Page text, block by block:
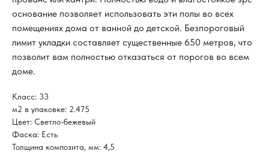
основание позволяет использовать эти полы во всех
помещениях дома от ванной до детской. Безпороговый
лимит укладки составляет существенные 650 метров, что
позволит вам полностью отказаться от порогов во всем
доме.
Класс: 33
м2 в упаковке: 2.475
Цвет: Светло-бежевый
Фаска: Есть
Толщина композита, мм: 4,5